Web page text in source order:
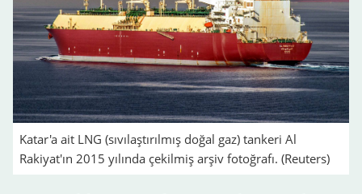
Katar'a ait LNG (sıvılaştırılmış doğal gaz) tankeri Al
Rakiyat'ın 2015 yılında çekilmiş arşiv fotoğrafı. (Reuters)